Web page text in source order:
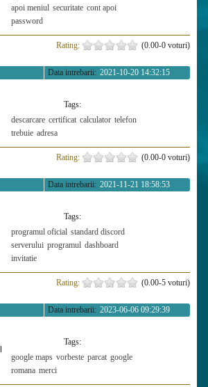
apoi meniul securitate cont apoi
password
(0.00-0 voturi)
Rating:
2021-10-20 14:32:15
Data intrebarii:
Tags:
descarcare certificat calculator telefon
trebuie adresa
(0.00-0 voturi)
Rating:
2021-11-21 18:58:53
Data intrebarii:
Tags:
programul oficial standard discord
serverului programul dashboard
invitatie
(0.00-5 voturi)
Rating:
2023-06-06 09:29:39
Data intrebarii:
Tags:
google maps vorbeste parcat google
romana merci